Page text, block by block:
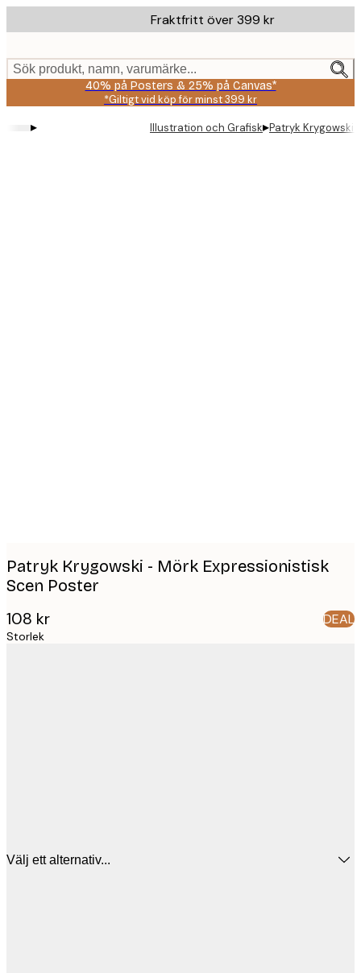
to
content.
Fraktfritt över 399 kr
Sök produkt, namn, varumärke...
40% på Posters & 25% på Canvas*
*Giltigt vid köp för minst 399 kr
▸ Illustration och Grafisk▸Patryk Krygowski
Patryk Krygowski - Mörk Expressionistisk
Scen Poster
108 kr DEAL
Storlek
Välj ett alternativ...